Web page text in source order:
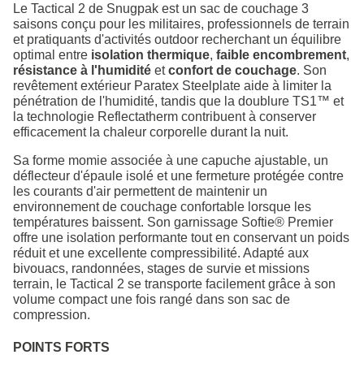
Le Tactical 2 de Snugpak est un sac de couchage 3
saisons conçu pour les militaires, professionnels de terrain
et pratiquants d'activités outdoor recherchant un équilibre
optimal entre isolation thermique, faible encombrement,
résistance à l'humidité etconfort de couchage. Son
revêtement extérieur Paratex Steelplate aide à limiter la
pénétration de l'humidité, tandis que la doublure TS1™ et
la technologie Reflectatherm contribuent à conserver
efficacement la chaleur corporelle durant la nuit.
Sa forme momie associée à une capuche ajustable, un
déflecteur d'épaule isolé et une fermeture protégée contre
les courants d'air permettent de maintenir un
environnement de couchage confortable lorsque les
températures baissent. Son garnissage Softie® Premier
offre une isolation performante tout en conservant un poids
réduit et une excellente compressibilité. Adapté aux
bivouacs, randonnées, stages de survie et missions
terrain, le Tactical 2 se transporte facilement grâce à son
volume compact une fois rangé dans son sac de
compression.
POINTS FORTS